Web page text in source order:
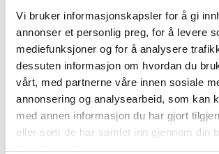
Vi bruker informasjonskapsler for å gi
annonser et personlig preg, for å levere
mediefunksjoner og for å analysere
dessuten informasjon om hvordan du
vårt, med partnerne våre innen sosiale
annonsering og analysearbeid, som kan
med annen informasjon du har gjort
eller som de har samlet inn gjennom din